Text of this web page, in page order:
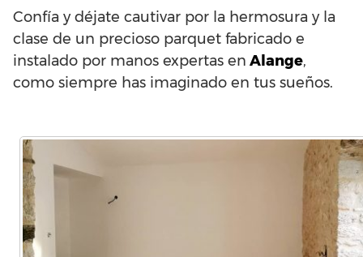
Confía y déjate cautivar por la hermosura y la
clase de un precioso parquet fabricado e
instalado por manos expertas en Alange,
como siempre has imaginado en tus sueños.